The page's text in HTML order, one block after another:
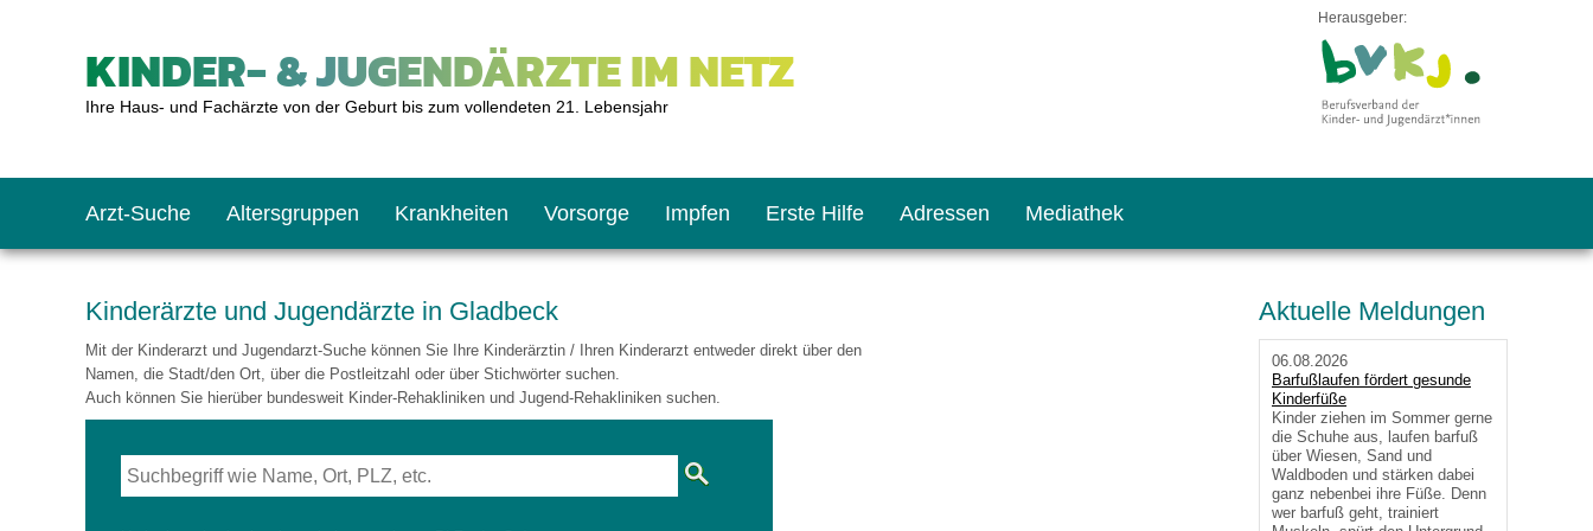
KINDER- & JUGENDÄRZTE IM NETZ
Ihre Haus- und Fachärzte von der Geburt bis zum vollendeten 21. Lebensjahr
Herausgeber:
Arzt-Suche Altersgruppen
Kleinkinder
Krankheiten Vorsorge
Kleinkind: U7 bis U9
Impfen
Impfen: Wann und wie oft?
Erste Hilfe
Giftnotruf
Adressen
Sozialpädiatrie
Mediathek
Körpergrößen-Rechner
Kinderärzte und Jugendärzte in Gladbeck
Mit der Kinderarzt und Jugendarzt-Suche können Sie Ihre Kinderärztin / Ihren Kinderarzt entweder direkt über den
Namen, die Stadt/den Ort, über die Postleitzahl oder über Stichwörter suchen.
Auch können Sie hierüber bundesweit Kinder-Rehakliniken und Jugend-Rehakliniken suchen.
Aktuelle Meldungen
06.08.2026
Barfußlaufen fördert gesunde
Kinderfüße
Kinder ziehen im Sommer gerne
die Schuhe aus, laufen barfuß
über Wiesen, Sand und
Waldboden und stärken dabei
ganz nebenbei ihre Füße. Denn
wer barfuß geht, trainiert